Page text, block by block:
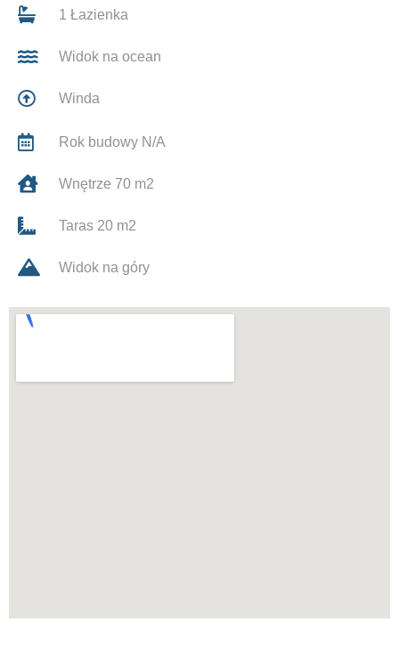
1 Łazienka
Widok na ocean
Winda
Rok budowy N/A
Wnętrze 70 m2
Taras 20 m2
Widok na góry